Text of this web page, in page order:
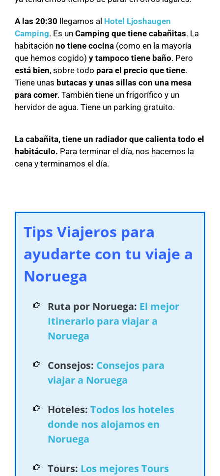
A las 20:30 llegamos al Hotel Ljoshaugen
Camping. Es un Camping que tiene cabañitas. La
habitación no tiene cocina(como en la mayoría
que hemos cogido) y tampoco tiene baño. Pero
está bien, sobre todo para el precio que tiene.
Tiene unas butacas y unas sillas con una mesa
para comer. También tiene un frigorífico y un
hervidor de agua. Tiene un parking gratuito.
La cabañita, tiene un radiador que calienta todo el
habitáculo. Para terminar el día, nos hacemos la
cena y terminamos el día.
Tips Viajeros para
ayudarte con tu viaje a
Noruega
Ruta por Noruega: El mejor
Itinerario para viajar a
Noruega
Consejos: Consejos para
viajar a Noruega
Hoteles: Todos los hoteles
donde nos alojamos en
Noruega
Tours: Los mejores Tours